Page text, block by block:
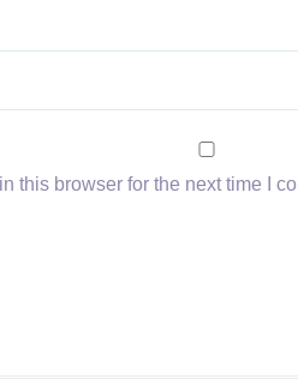
this browser for the next time I